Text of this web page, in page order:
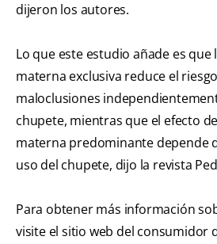
dijeron los autores.
Lo que este estudio añade es que
materna exclusiva reduce el
maloclusiones
chupete, mientras que el efecto
materna predominante depende
uso del chupete, dijo la revista
Para obtener más información
visite el sitio web del consumidor